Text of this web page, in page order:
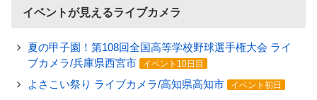
イベントが見えるライブカメラ
夏の甲子園！第108回全国高等学校野球選手権大会 ライ
ブカメラ/兵庫県西宮市
イベント10日目
よさこい祭り ライブカメラ/高知県高知市 イベント初日